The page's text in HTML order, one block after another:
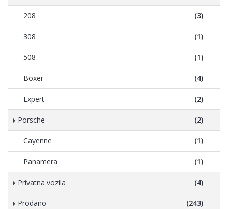
208 (3)
308 (1)
508 (1)
Boxer (4)
Expert (2)
Porsche (2)
Cayenne (1)
Panamera (1)
Privatna vozila (4)
Prodano (243)